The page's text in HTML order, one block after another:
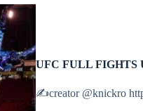
UFC FULL FIGHTS
✍️creator @knickro